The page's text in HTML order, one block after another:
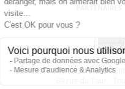
PARTENAIRES
La